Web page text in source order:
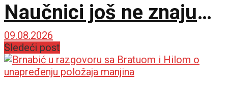
Naučnici još ne znaju
šta ga je nateralo da se
okrene
09.08.2026
Sledeći post